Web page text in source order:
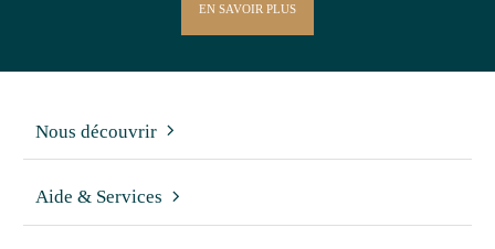
EN SAVOIR PLUS
Nous découvrir
Aide & Services